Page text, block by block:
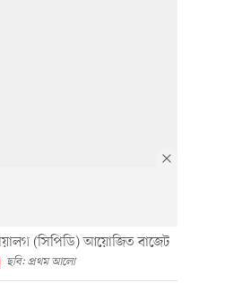
(সিপিডি) আয়োজিত বাজেট
ছবি: প্রথম আলো